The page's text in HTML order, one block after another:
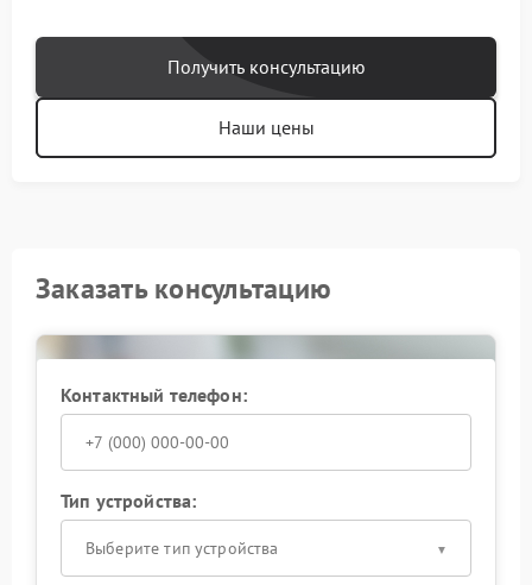
Получить консультацию
Наши цены
Заказать консультацию
Контактный телефон:
Тип устройства:
Выберите тип устройства